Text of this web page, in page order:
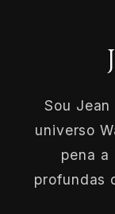
Sou
universo
pena a
profundas